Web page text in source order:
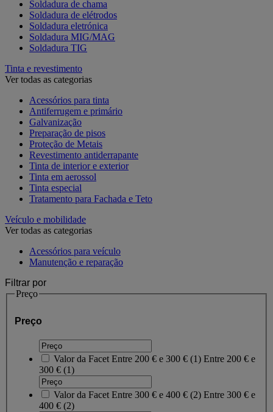
Soldadura de chama
Soldadura de elétrodos
Soldadura eletrónica
Soldadura MIG/MAG
Soldadura TIG
Tinta e revestimento
Ver todas as categorias
Acessórios para tinta
Antiferrugem e primário
Galvanização
Preparação de pisos
Proteção de Metais
Revestimento antiderrapante
Tinta de interior e exterior
Tinta em aerossol
Tinta especial
Tratamento para Fachada e Teto
Veículo e mobilidade
Ver todas as categorias
Acessórios para veículo
Manutenção e reparação
Filtrar por
Preço
Preço
Valor da Facet Entre 200 € e 300 € (1) Entre 200 € e
300 € (1)
Valor da Facet Entre 300 € e 400 € (2) Entre 300 € e
400 € (2)